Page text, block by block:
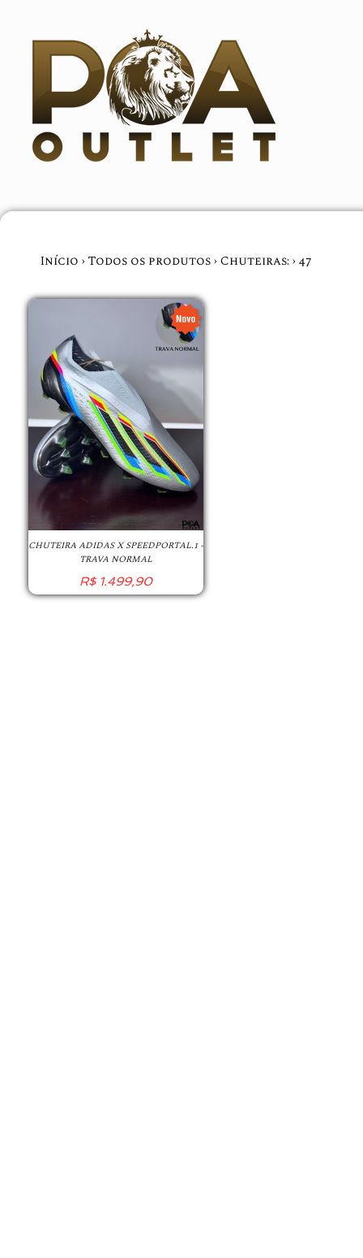
Início ›Todos os produtos›Chuteiras: ›47
CHUTEIRA ADIDAS X SPEEDPORTAL.1 -
TRAVA NORMAL
R$ 1.499,90